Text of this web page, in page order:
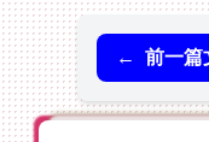
← 前一篇